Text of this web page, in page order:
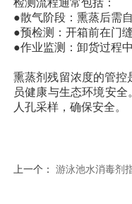
检测流程通常包括：
●散气阶段：熏蒸后需
●预检测：开箱前在门
●作业监测：卸货过程
熏蒸剂残留浓度的管控
员健康与生态环境安
人孔采样，确保安全。
上一个： 游泳池水消毒剂指